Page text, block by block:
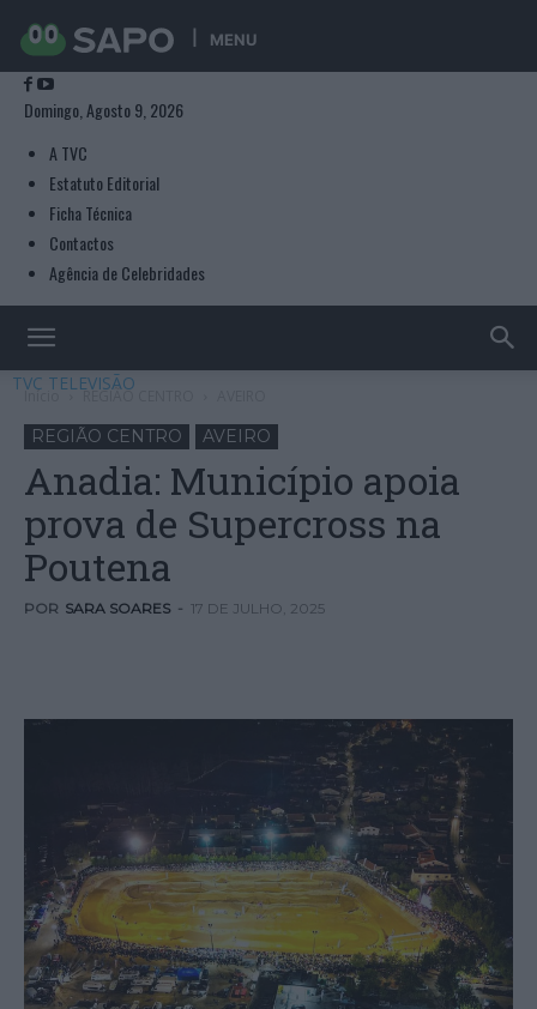
MENU
Domingo, Agosto 9, 2026
A TVC
Estatuto Editorial
Ficha Técnica
Contactos
Agência de Celebridades
TVC TELEVISÃO
Início REGIÃO CENTRO
REGIÃO CENTRO AVEIRO
Anadia: Município apoia
prova de Supercross na
Poutena
POR SARA SOARES - 17 DE JULHO, 2025